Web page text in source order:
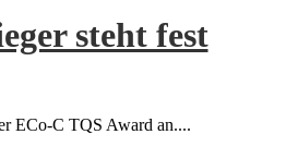
steht fest
ECo-C TQS Award an....